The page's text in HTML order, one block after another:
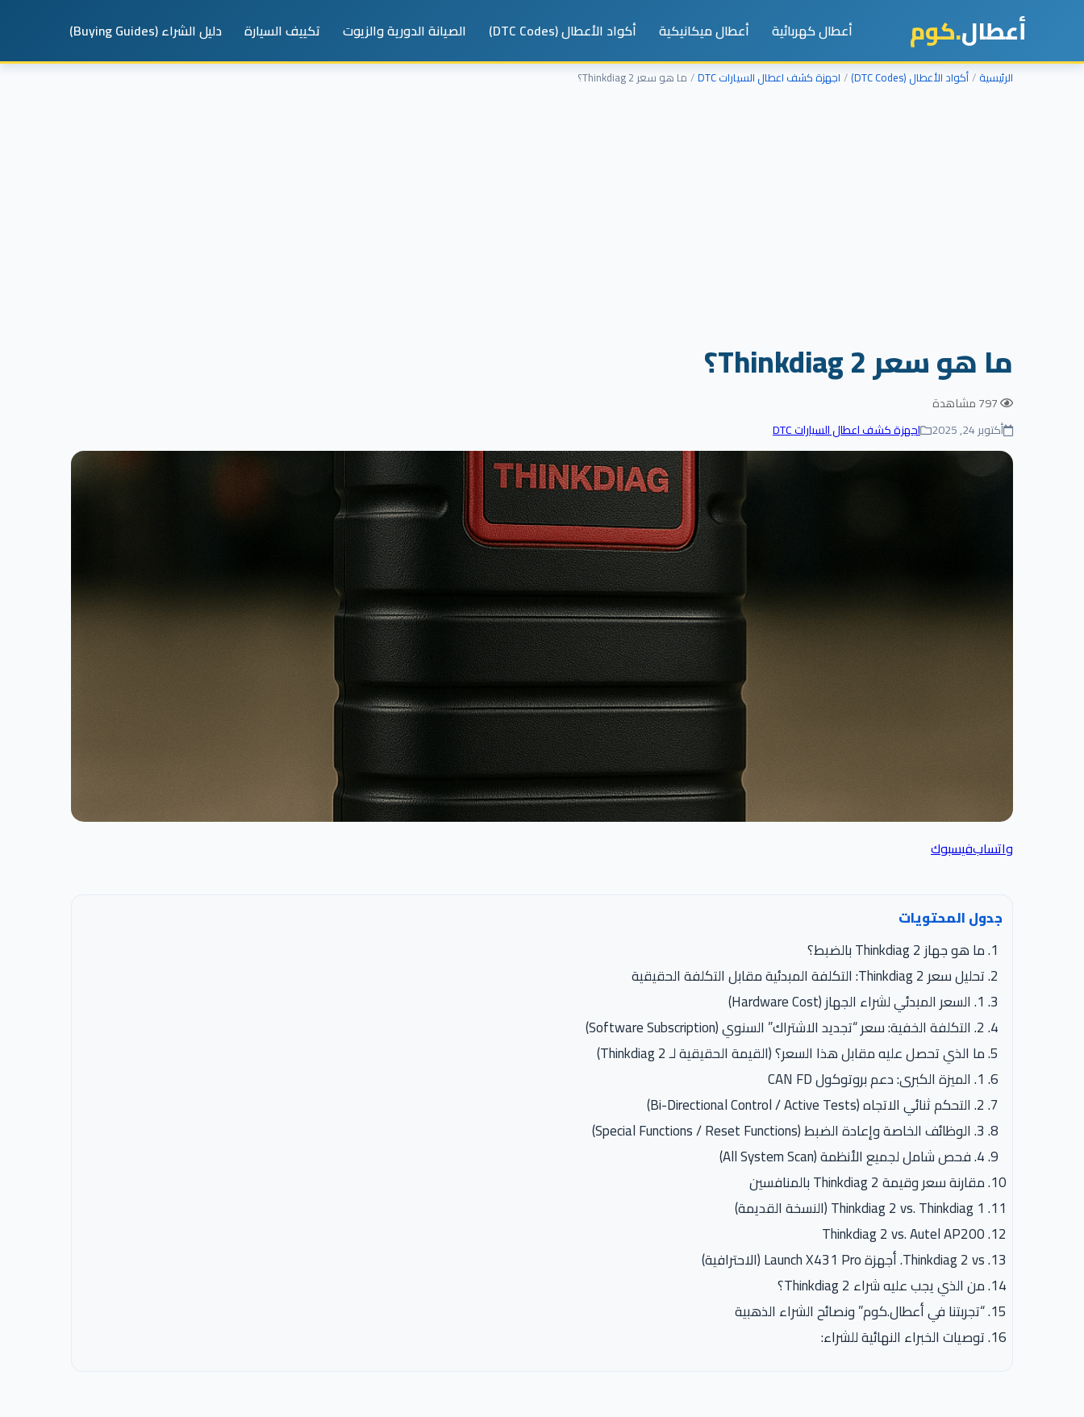
أعطال.كوم أعطال كهربائية أعطال ميكانيكية أكواد الأعطال (DTC Codes) الصيانة الدورية والزيوت تكييف السيارة دليل الشراء (Buying Guides)
الرئيسية أكواد الأعطال (DTC Codes) اجهزة كشف اعطال السيارات DTC ما هو سعر Thinkdiag 2؟
ما هو سعر Thinkdiag 2؟
أكتوبر 24, 2025 اجهزة كشف اعطال السيارات DTC
واتسابفيسبوك
جدول المحتويات
ما هو جهاز Thinkdiag 2 بالضبط؟
تحليل سعر Thinkdiag 2: التكلفة المبدئية مقابل التكلفة الحقيقية
1. السعر المبدئي لشراء الجهاز (Hardware Cost)
2. التكلفة الخفية: سعر “تجديد الاشتراك” السنوي (Software Subscription)
ما الذي تحصل عليه مقابل هذا السعر؟ (القيمة الحقيقية لـ Thinkdiag 2)
1. الميزة الكبرى: دعم بروتوكول CAN FD
2. التحكم ثنائي الاتجاه (Bi-Directional Control / Active Tests)
3. الوظائف الخاصة وإعادة الضبط (Special Functions / Reset Functions)
4. فحص شامل لجميع الأنظمة (All System Scan)
مقارنة سعر وقيمة Thinkdiag 2 بالمنافسين
Thinkdiag 2 vs. Thinkdiag 1 (النسخة القديمة)
Thinkdiag 2 vs. Autel AP200
Thinkdiag 2 vs. أجهزة Launch X431 Pro (الاحترافية)
من الذي يجب عليه شراء Thinkdiag 2؟
“تجربتنا في أعطال.كوم” ونصائح الشراء الذهبية
توصيات الخبراء النهائية للشراء: